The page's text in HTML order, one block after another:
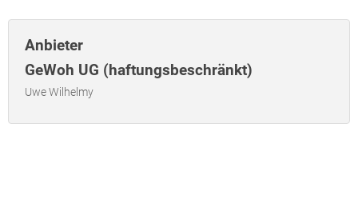
Anbieter
GeWoh UG (haftungsbeschränkt)
Uwe Wilhelmy